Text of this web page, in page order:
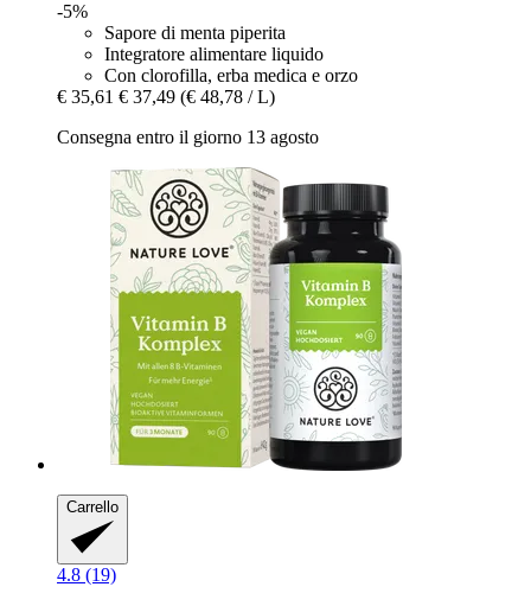
-5%
Sapore di menta piperita
Integratore alimentare liquido
Con clorofilla, erba medica e orzo
€ 35,61 € 37,49 (€ 48,78 / L)
Consegna entro il giorno 13 agosto
Carrello
4.8 (19)